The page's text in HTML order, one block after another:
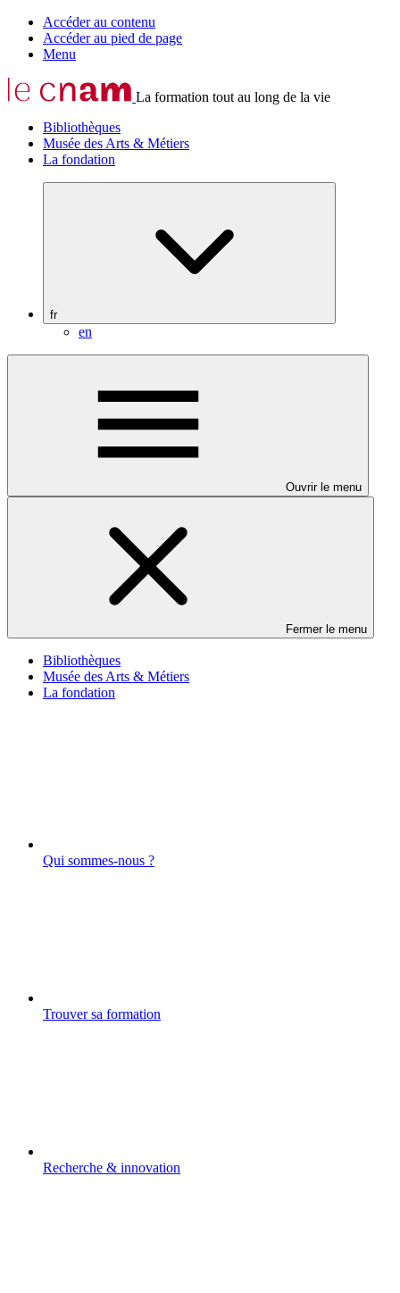
Accéder au contenu
Accéder au pied de page
Menu
La formation tout au long de la vie
Bibliothèques
Musée des Arts & Métiers
La fondation
fr
en
Ouvrir le menu
Fermer le menu
Bibliothèques
Musée des Arts & Métiers
La fondation
Qui sommes-nous ?
Trouver sa formation
Recherche & innovation